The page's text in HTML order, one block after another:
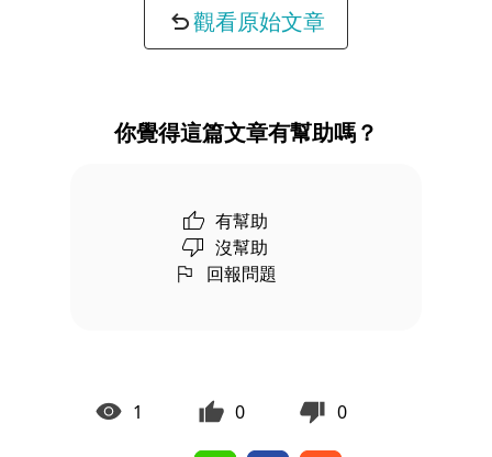
觀看原始文章
你覺得這篇文章有幫助嗎？
有幫助
沒幫助
回報問題
1 0 0